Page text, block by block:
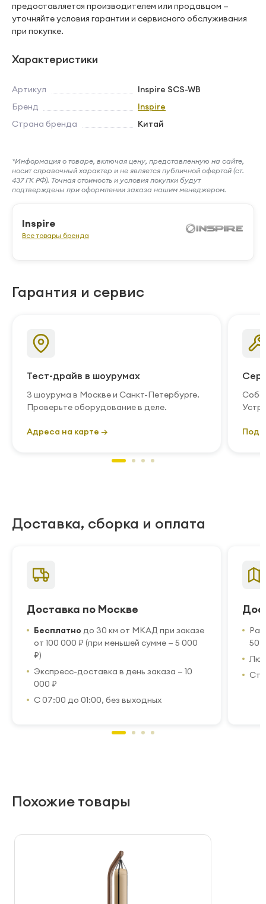
предоставляется производителем или продавцом —
уточняйте условия гарантии и сервисного обслуживания
при покупке.
Характеристики
Артикул
Inspire SCS-WB
Бренд
Inspire
Страна бренда
Китай
*Информация о товаре, включая цену, представленную на сайте,
носит справочный характер и не является публичной офертой (ст.
437 ГК РФ). Точная стоимость и условия покупки будут
подтверждены при оформлении заказа нашим менеджером.
Inspire
Все товары бренда
Гарантия и сервис
Тест-драйв в шоурумах
3 шоурума в Москве и Санкт-Петербурге.
Проверьте оборудование в деле.
Адреса на карте →
Доставка, сборка и оплата
Доставка по Москве
Бесплатно до 30 км от МКАД при заказе
от 100 000 ₽ (при меньшей сумме — 5 000
₽)
Экспресс-доставка в день заказа — 10
000 ₽
С 07:00 до 01:00, без выходных
50
Похожие товары